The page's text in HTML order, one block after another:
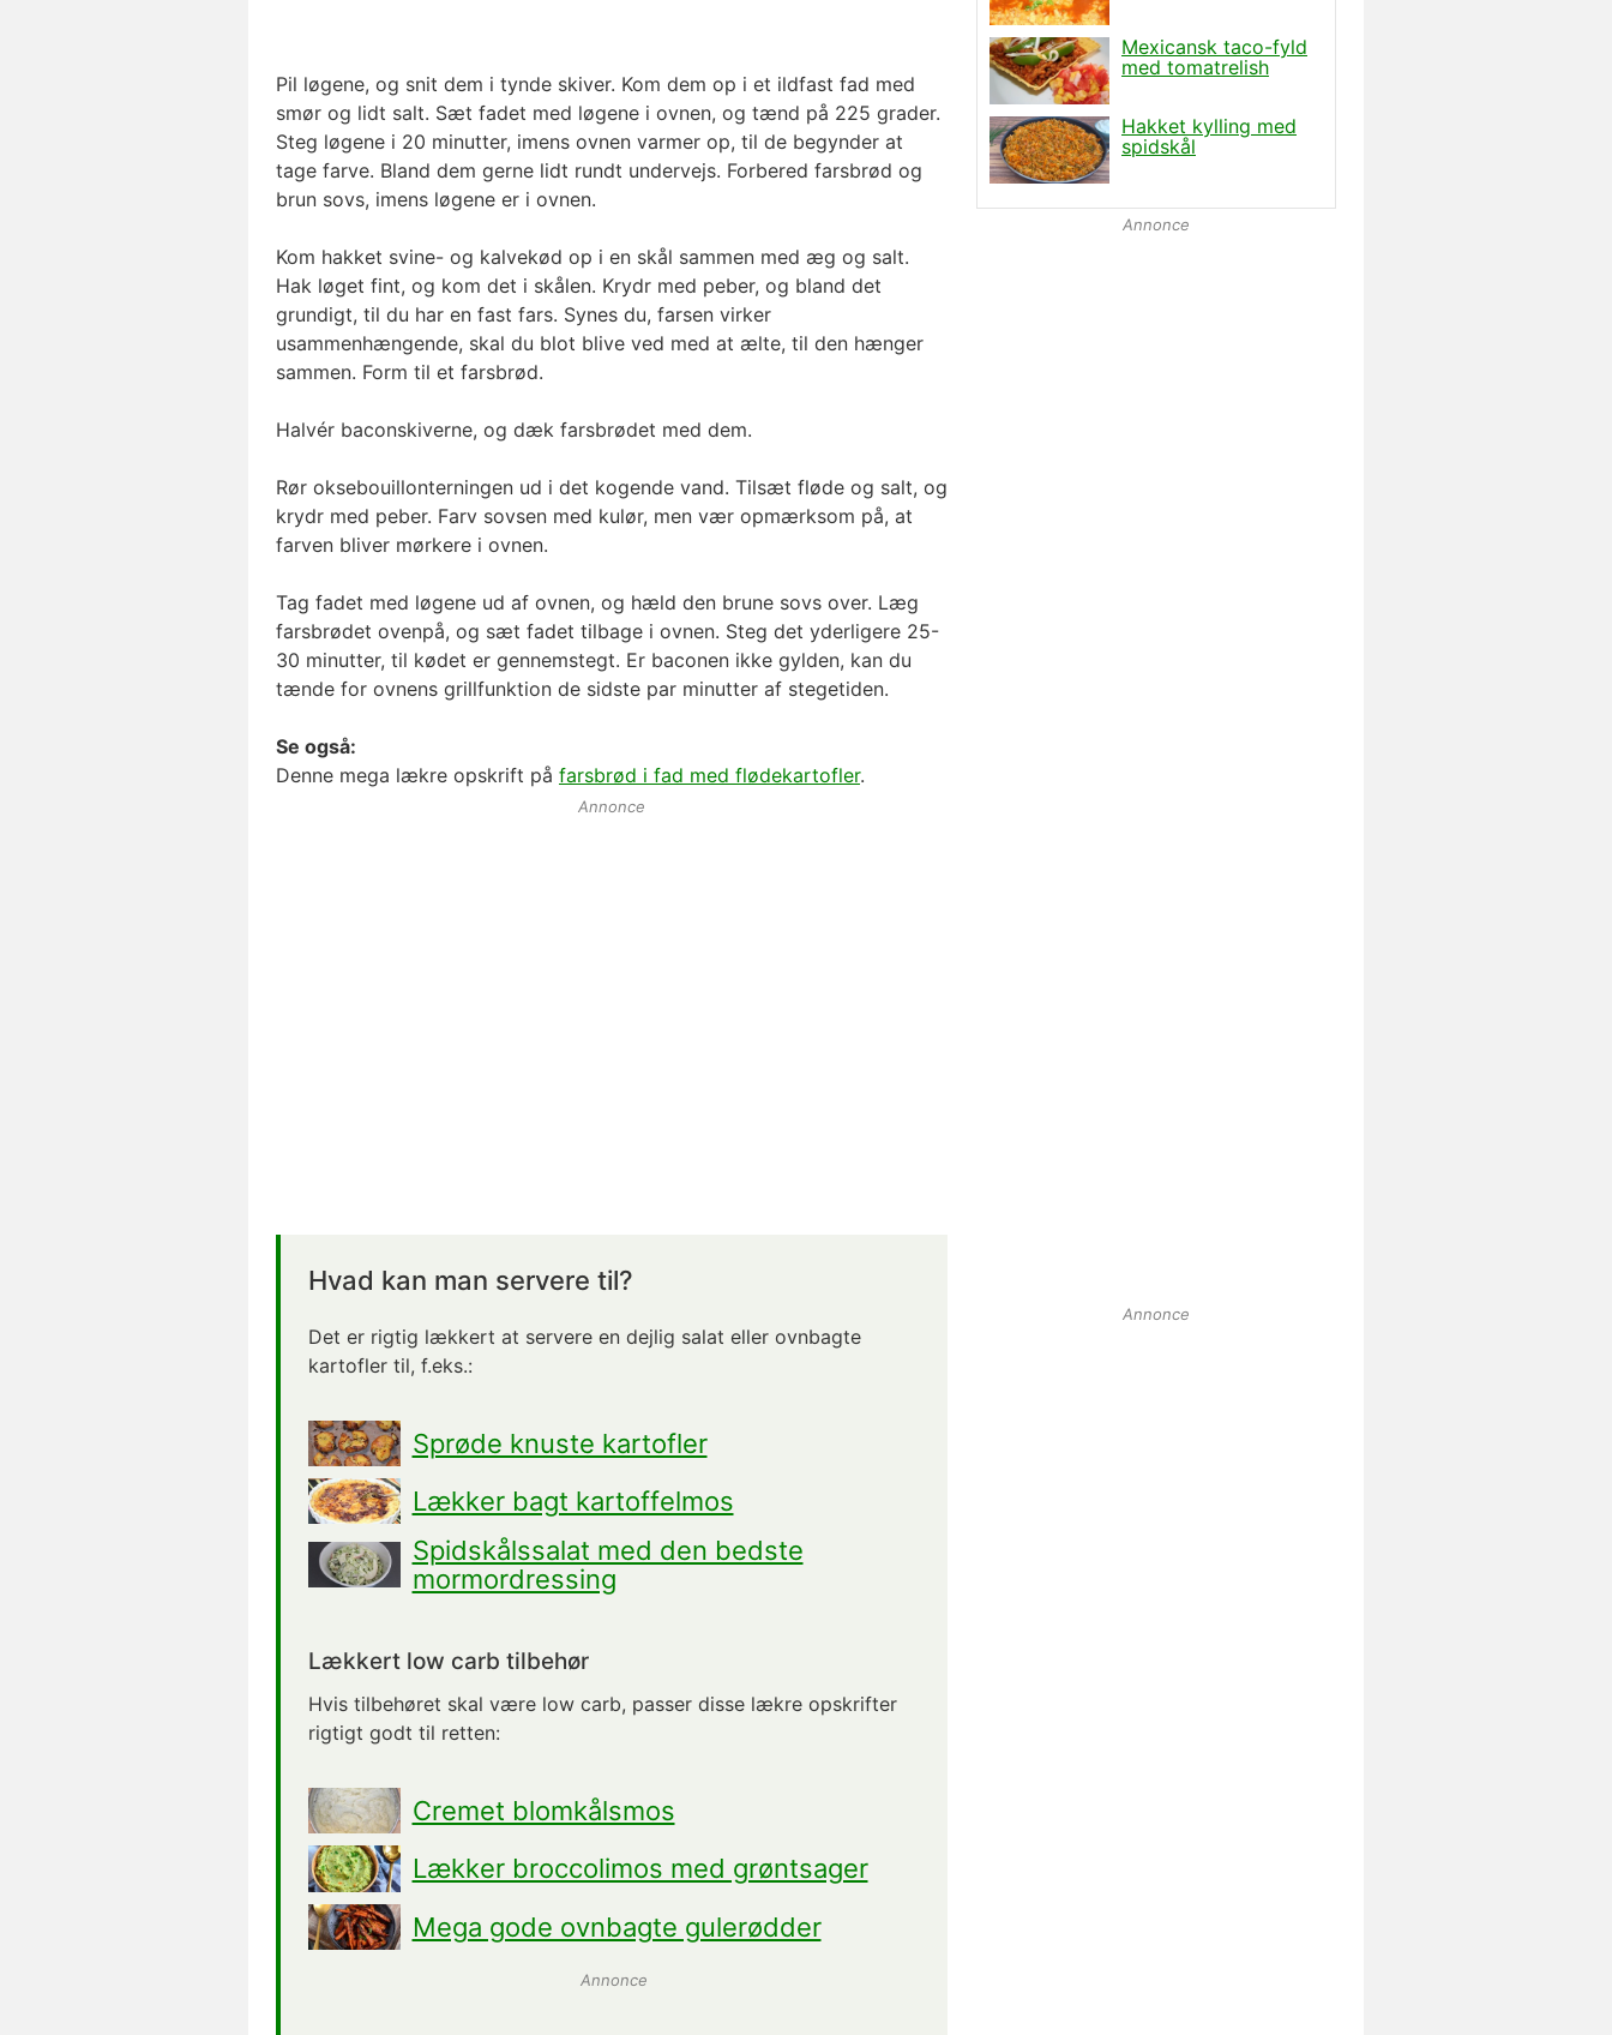
Pil løgene, og snit dem i tynde skiver. Kom dem op i et ildfast fad med
smør og lidt salt. Sæt fadet med løgene i ovnen, og tænd på 225 grader.
Steg løgene i 20 minutter, imens ovnen varmer op, til de begynder at
tage farve. Bland dem gerne lidt rundt undervejs. Forbered farsbrød og
brun sovs, imens løgene er i ovnen.
Kom hakket svine- og kalvekød op i en skål sammen med æg og salt.
Hak løget fint, og kom det i skålen. Krydr med peber, og bland det
grundigt, til du har en fast fars. Synes du, farsen virker
usammenhængende, skal du blot blive ved med at ælte, til den hænger
sammen. Form til et farsbrød.
Halvér baconskiverne, og dæk farsbrødet med dem.
Rør oksebouillonterningen ud i det kogende vand. Tilsæt fløde og salt, og
krydr med peber. Farv sovsen med kulør, men vær opmærksom på, at
farven bliver mørkere i ovnen.
Tag fadet med løgene ud af ovnen, og hæld den brune sovs over. Læg
farsbrødet ovenpå, og sæt fadet tilbage i ovnen. Steg det yderligere 25-
30 minutter, til kødet er gennemstegt. Er baconen ikke gylden, kan du
tænde for ovnens grillfunktion de sidste par minutter af stegetiden.
Se også:
Denne mega lækre opskrift på farsbrød i fad med flødekartofler.
Annonce
Hvad kan man servere til?
Det er rigtig lækkert at servere en dejlig salat eller ovnbagte
kartofler til, f.eks.:
Sprøde knuste kartofler
Lækker bagt kartoffelmos
Spidskålssalat med den bedste
mormordressing
Lækkert low carb tilbehør
Hvis tilbehøret skal være low carb, passer disse lækre opskrifter
rigtigt godt til retten:
Cremet blomkålsmos
Lækker broccolimos med grøntsager
Mega gode ovnbagte gulerødder
Annonce
Annonce
Annonce